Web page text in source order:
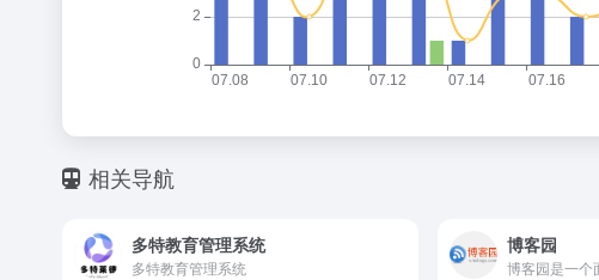
相关导航
多特教育管理系统
多特教育管理系统
博客园